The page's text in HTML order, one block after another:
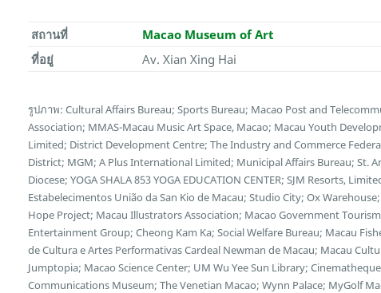
สถานที่
Macao Museum of Art
ที่อยู่
Av. Xian Xing Hai
รูปภาพ: Cultural Affairs Bureau; Sports Bureau; Macao Post and
Association; MMAS-Macau Music Art Space, Macao; Macau Youth
Limited; District Development Centre; The Industry and Commerce
District; MGM; A Plus International Limited; Municipal Affairs Bureau; St.
Diocese; YOGA SHALA 853 YOGA EDUCATION CENTER; SJM Resorts,
Estabelecimentos União da San Kio de Macau; Studio City; Ox
Hope Project; Macau Illustrators Association; Macao Government
Entertainment Group; Cheong Kam Ka; Social Welfare Bureau; Macau
de Cultura e Artes Performativas Cardeal Newman de Macau; Macau
Jumptopia; Macao Science Center; UM Wu Yee Sun Library;
Communications Museum; The Venetian Macao; Wynn Palace; MyGolf